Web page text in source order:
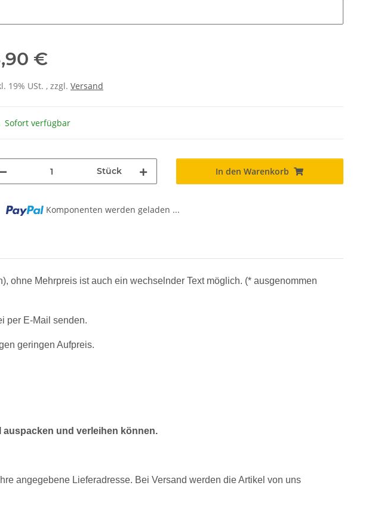
€
19% USt. , zzgl. Versand
Sofort verfügbar
Stück In den Warenkorb
Komponenten werden geladen ...
ohne Mehrpreis ist auch ein wechselnder Text möglich. (* ausgenommen
per E-Mail senden.
geringen Aufpreis.
und verleihen können.
angegebene Lieferadresse. Bei Versand werden die Artikel von uns